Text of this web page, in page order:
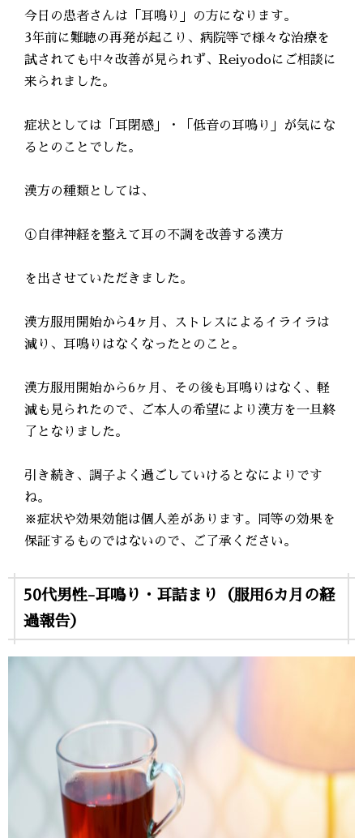
今日の患者さんは「耳鳴り」の方になります。
3年前に難聴の再発が起こり、病院等で様々な治療を
試されても中々改善が見られず、Reiyodoにご相談に
来られました。
症状としては「耳閉感」・「低音の耳鳴り」が気にな
るとのことでした。
漢方の種類としては、
①自律神経を整えて耳の不調を改善する漢方
を出させていただきました。
漢方服用開始から4ヶ月、ストレスによるイライラは
減り、耳鳴りはなくなったとのこと。
漢方服用開始から6ヶ月、その後も耳鳴りはなく、軽
減も見られたので、ご本人の希望により漢方を一旦終
了となりました。
引き続き、調子よく過ごしていけるとなによりです
ね。
※症状や効果効能は個人差があります。同等の効果を
保証するものではないので、ご了承ください。
50代男性-耳鳴り・耳詰まり（服用6カ月の経
過報告）